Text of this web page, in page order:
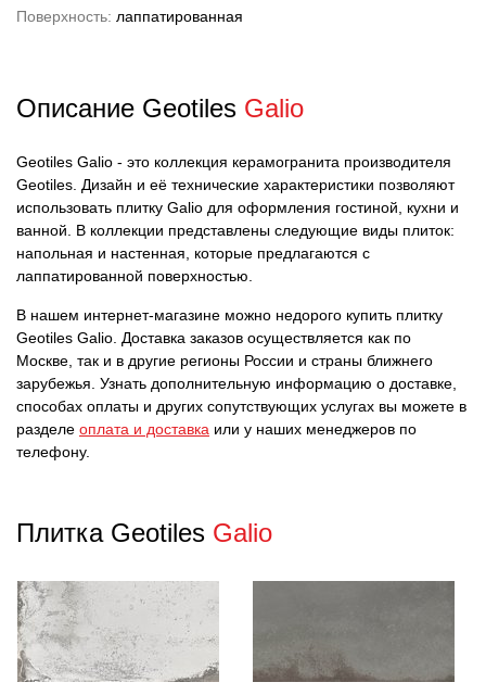
Поверхность: лаппатированная
Описание Geotiles Galio
Geotiles Galio - это коллекция керамогранита производителя
Geotiles. Дизайн и её технические характеристики позволяют
использовать плитку Galio для оформления гостиной, кухни и
ванной. В коллекции представлены следующие виды плиток:
напольная и настенная, которые предлагаются с
лаппатированной поверхностью.
В нашем интернет-магазине можно недорого купить плитку
Geotiles Galio. Доставка заказов осуществляется как по
Москве, так и в другие регионы России и страны ближнего
зарубежья. Узнать дополнительную информацию о доставке,
способах оплаты и других сопутствующих услугах вы можете в
разделе оплата и доставка или у наших менеджеров по
телефону.
Плитка Geotiles Galio